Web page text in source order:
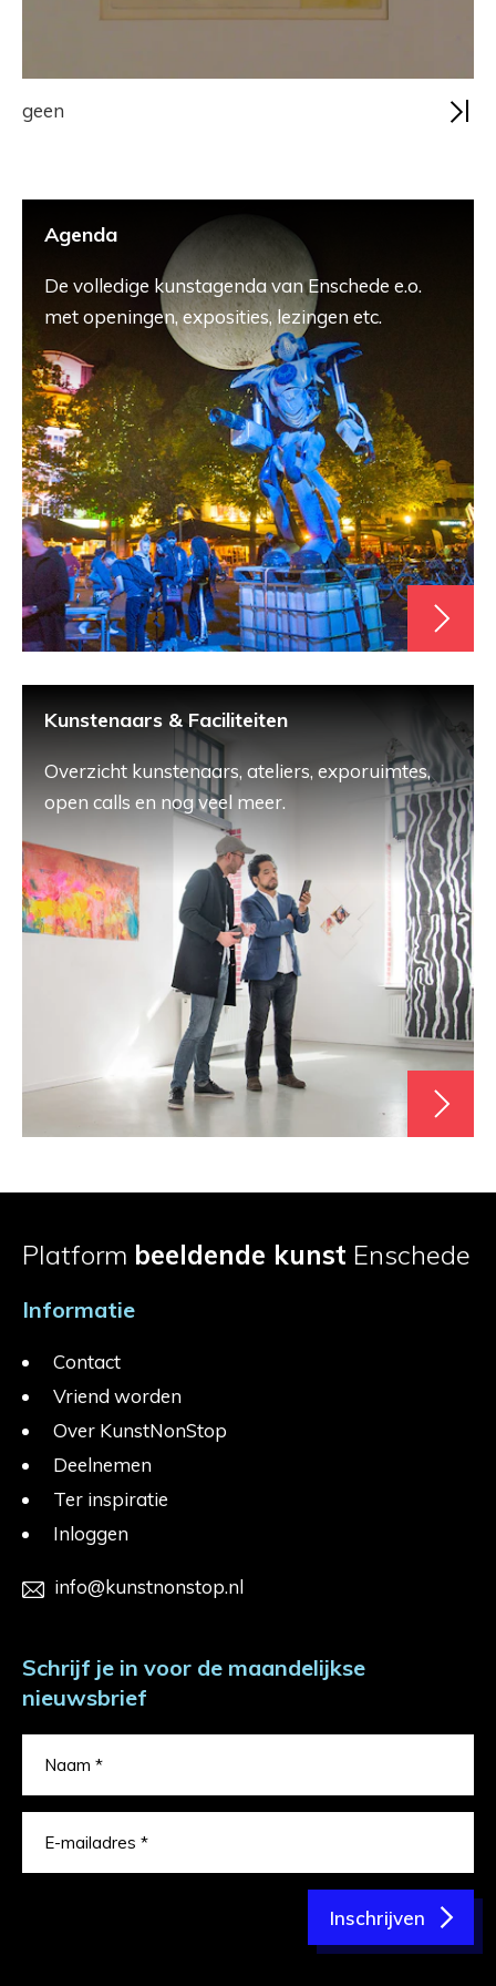
geen
Agenda
De volledige kunstagenda van Enschede e.o.
met openingen, exposities, lezingen etc.
Kunstenaars & Faciliteiten
Overzicht kunstenaars, ateliers, exporuimtes,
open calls en nog veel meer.
Platform beeldende kunst Enschede
Informatie
Contact
Vriend worden
Over KunstNonStop
Deelnemen
Ter inspiratie
Inloggen
info@kunstnonstop.nl
Schrijf je in voor de maandelijkse
nieuwsbrief
Inschrijven